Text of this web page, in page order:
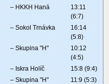
– HKKH Haná
13:11
(6:7)
– Sokol Trnávka
16:14
(5:8)
– Skupina "H"
10:12
(4:5)
– Iskra Holíč
15:8 (9:4)
– Skupina "H"
11:9 (5:3)